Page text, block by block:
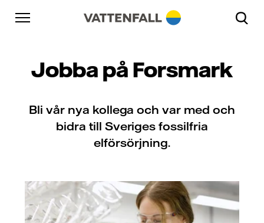
Skip to content
Gå till huvudnavigeringen
Gå till sidfoten
Jobba på Forsmark
Bli vår nya kollega och var med och
bidra till Sveriges fossilfria
elförsörjning.
Gå till huvudnavigeringen